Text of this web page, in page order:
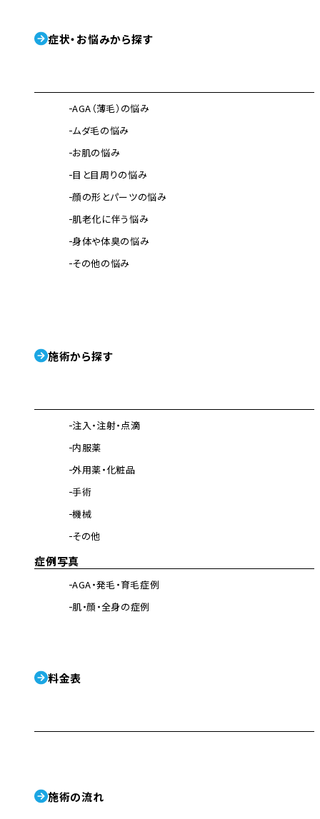
症状・お悩みから探す
AGA（薄毛）の悩み
ムダ毛の悩み
お肌の悩み
目と目周りの悩み
顔の形とパーツの悩み
肌老化に伴う悩み
身体や体臭の悩み
その他の悩み
施術から探す
注入・注射・点滴
内服薬
外用薬・化粧品
手術
機械
その他
症例写真
AGA・発毛・育毛症例
肌・顔・全身の症例
料金表
施術の流れ